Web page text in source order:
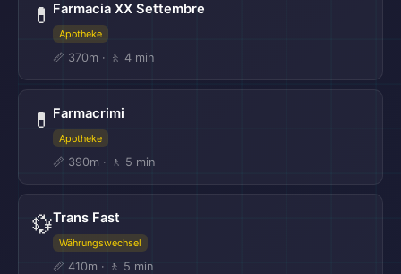
💊 Farmacia XX Settembre
Apotheke
📏 370m · 🚶 4 min
💊 Farmacrimi
Apotheke
📏 390m · 🚶 5 min
💱Trans Fast
Währungswechsel
📏 410m · 🚶 5 min